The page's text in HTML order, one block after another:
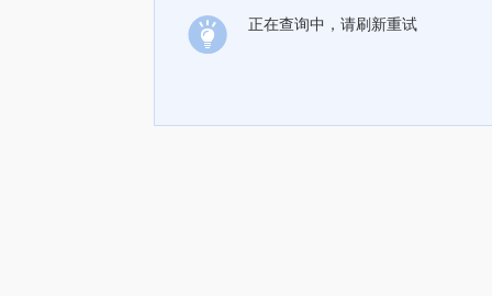
正在查询中，请刷新重试